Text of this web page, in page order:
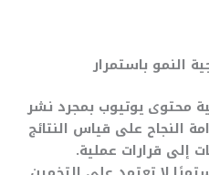
النمو باستمرار
محتوى يوتيوب بمجرد نشر
النجاح على قياس النتائج
إلى قرارات عملية.